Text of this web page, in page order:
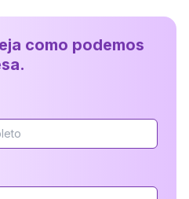
como podemos